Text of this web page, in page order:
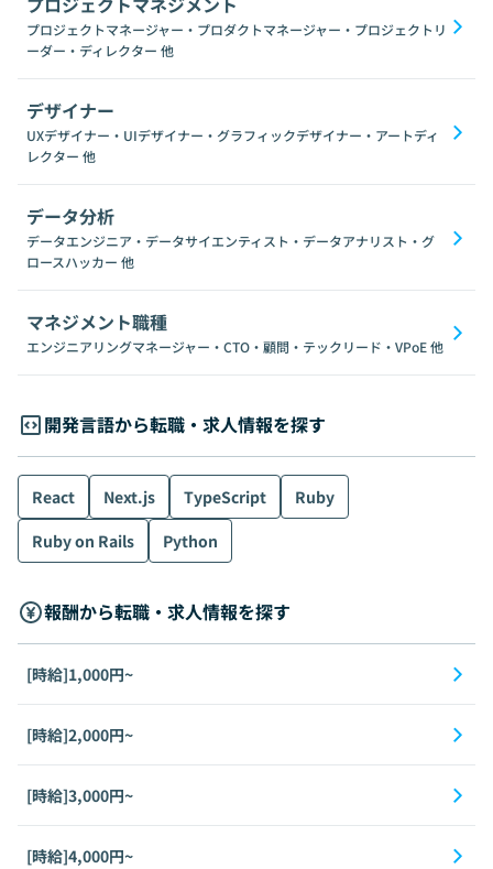
プロジェクトマネージャー・プロダクトマネージャー・プロジェクトリ
ーダー・ディレクター 他
デザイナー
UXデザイナー・UIデザイナー・グラフィックデザイナー・アートディ
レクター 他
データ分析
データエンジニア・データサイエンティスト・データアナリスト・グ
ロースハッカー 他
マネジメント職種
エンジニアリングマネージャー・CTO・顧問・テックリード・VPoE他
開発言語から転職・求人情報を探す
React Next.js TypeScript
Ruby
Ruby on Rails
Python
報酬から転職・求人情報を探す
[時給]1,000円~
[時給]2,000円~
[時給]3,000円~
[時給]4,000円~